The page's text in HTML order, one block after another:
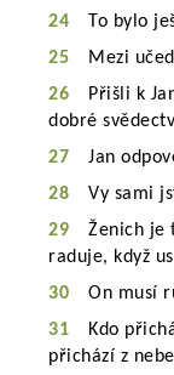
24
To bylo
25
Mezi
26
Přišli k
dobré
27
Jan
28
Vy sami
29
Ženich je
raduje, když
30
On musí
31
Kdo
přichází z